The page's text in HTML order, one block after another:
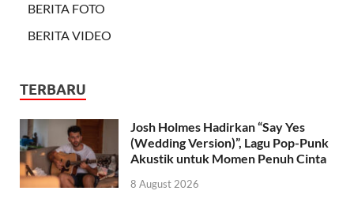
BERITA FOTO
BERITA VIDEO
TERBARU
Josh Holmes Hadirkan “Say Yes
(Wedding Version)”, Lagu Pop-Punk
Akustik untuk Momen Penuh Cinta
8 August 2026